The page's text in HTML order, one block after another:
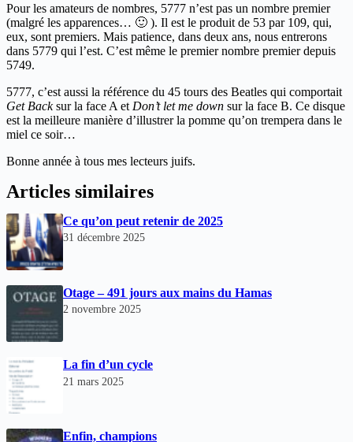
Pour les amateurs de nombres, 5777 n’est pas un nombre premier
(malgré les apparences… 🙂 ). Il est le produit de 53 par 109, qui,
eux, sont premiers. Mais patience, dans deux ans, nous entrerons
dans 5779 qui l’est. C’est même le premier nombre premier depuis
5749.
5777, c’est aussi la référence du 45 tours des Beatles qui comportait
Get Backsur la face A et Don’t let me down sur la face B. Ce disque
est la meilleure manière d’illustrer la pomme qu’on trempera dans le
miel ce soir…
Bonne année à tous mes lecteurs juifs.
Articles similaires
Ce qu’on peut retenir de 2025
31 décembre 2025
Otage – 491 jours aux mains du Hamas
2 novembre 2025
La fin d’un cycle
21 mars 2025
Enfin, champions